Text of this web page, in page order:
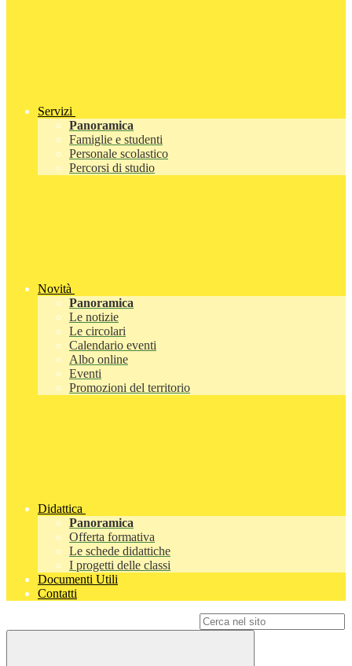
Servizi
Panoramica
Famiglie e studenti
Personale scolastico
Percorsi di studio
Novità
Panoramica
Le notizie
Le circolari
Calendario eventi
Albo online
Eventi
Promozioni del territorio
Didattica
Panoramica
Offerta formativa
Le schede didattiche
I progetti delle classi
Documenti Utili
Contatti